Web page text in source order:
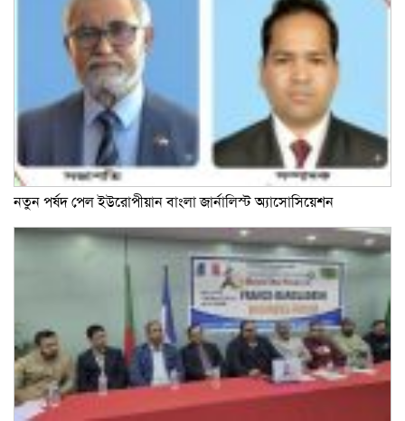
নতুন পর্ষদ পেল ইউরোপীয়ান বাংলা জার্নালিস্ট অ্যাসোসিয়েশন